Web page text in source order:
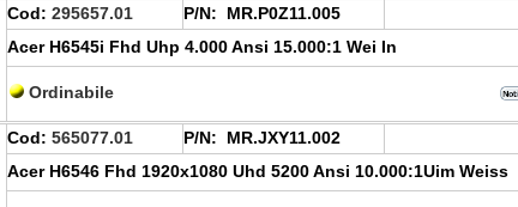
Cod: 295657.01 P/N: MR.P0Z11.005
Acer H6545i Fhd Uhp 4.000 Ansi 15.000:1 Wei In
Ordinabile
Cod: 565077.01 P/N: MR.JXY11.002
Acer H6546 Fhd 1920x1080 Uhd 5200 Ansi 10.000:1Uim Weiss